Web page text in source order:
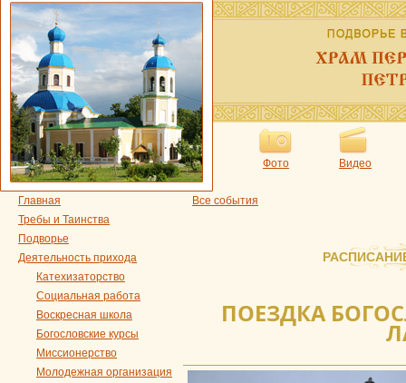
Фото Видео
Главная
Требы и Таинства
Подворье
Деятельность прихода
Катехизаторство
Социальная работа
Воскресная школа
Богословские курсы
Миссионерство
Молодежная организация
Все события
ПОЕЗДКА